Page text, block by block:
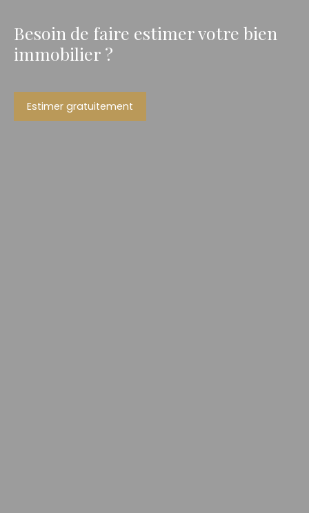
Besoin de faire estimer votre bien
immobilier ?
Estimer gratuitement